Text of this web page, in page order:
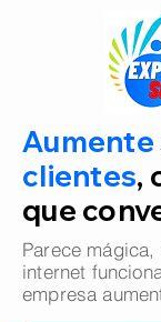
Aumente
clientes,
que
Parece
internet
empresa